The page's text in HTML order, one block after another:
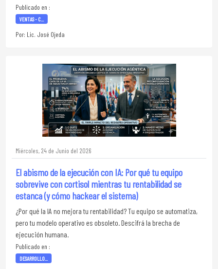
Publicado en :
VENTAS - C...
Por: Lic. José Ojeda
Miércoles, 24 de Junio del 2026
El abismo de la ejecución con IA: Por qué tu equipo
sobrevive con cortisol mientras tu rentabilidad se
estanca (y cómo hackear el sistema)
¿Por qué la IA no mejora tu rentabilidad? Tu equipo se automatiza,
pero tu modelo operativo es obsoleto. Descifrá la brecha de
ejecución humana.
Publicado en :
DESARROLLO...